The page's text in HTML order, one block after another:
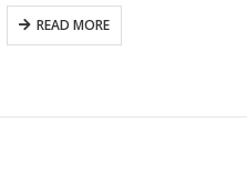
READ MORE